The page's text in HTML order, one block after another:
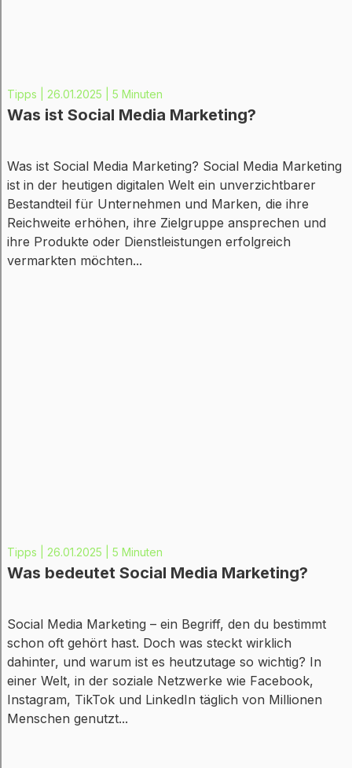
Tipps | 26.01.2025 | 5 Minuten
Was ist Social Media Marketing?
Was ist Social Media Marketing? Social Media Marketing
ist in der heutigen digitalen Welt ein unverzichtbarer
Bestandteil für Unternehmen und Marken, die ihre
Reichweite erhöhen, ihre Zielgruppe ansprechen und
ihre Produkte oder Dienstleistungen erfolgreich
vermarkten möchten...
Tipps | 26.01.2025 | 5 Minuten
Was bedeutet Social Media Marketing?
Social Media Marketing – ein Begriff, den du bestimmt
schon oft gehört hast. Doch was steckt wirklich
dahinter, und warum ist es heutzutage so wichtig? In
einer Welt, in der soziale Netzwerke wie Facebook,
Instagram, TikTok und LinkedIn täglich von Millionen
Menschen genutzt...